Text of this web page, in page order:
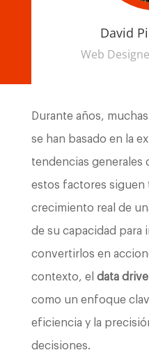
David
Web
Durante años,
se han basado en la
tendencias generales
estos factores siguen
crecimiento real de
de su capacidad para
convertirlos en
contexto, el data
como un enfoque
eficiencia y la
decisiones.